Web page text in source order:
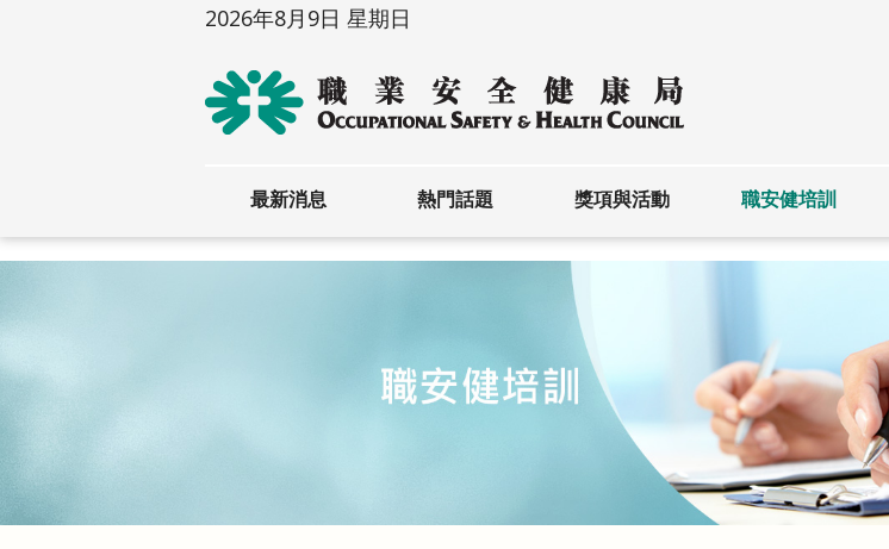
2026年8月9日 星期日
最新消息 熱門話題 獎項與活動 職安健培訓